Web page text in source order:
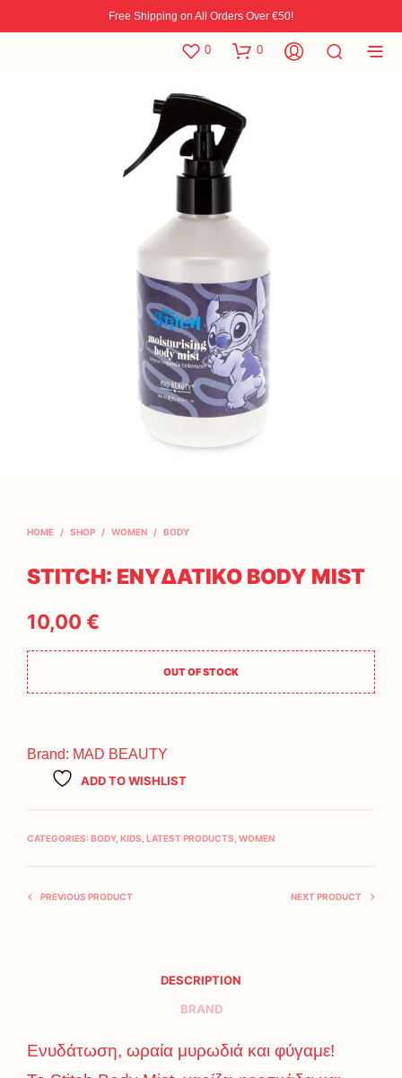
Free Shipping on All Orders Over €50!
0 0
HOME / SHOP / WOMEN / BODY
STITCH: ΕΝΥΔΑΤΙΚΟ BODY MIST
10,00 €
OUT OF STOCK
Brand: MAD BEAUTY
ADD TO WISHLIST
CATEGORIES: BODY, KIDS LATEST PRODUCTS WOMEN
PREVIOUS PRODUCT NEXT PRODUCT
DESCRIPTION
BRAND
Ενυδάτωση, ωραία μυρωδιά και φύγαμε!